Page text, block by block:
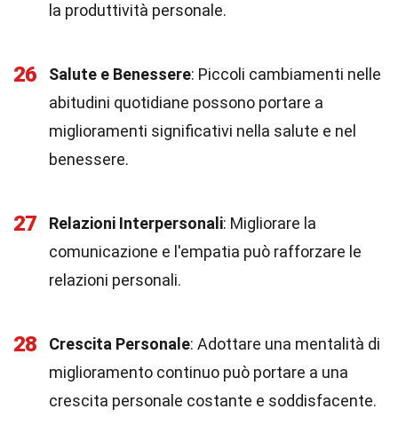
la produttività personale.
26 Salute e Benessere: Piccoli cambiamenti nelle
abitudini quotidiane possono portare a
miglioramenti significativi nella salute e nel
benessere.
27 Relazioni Interpersonali: Migliorare la
comunicazione e l'empatia può rafforzare le
relazioni personali.
28 Crescita Personale: Adottare una mentalità di
miglioramento continuo può portare a una
crescita personale costante e soddisfacente.